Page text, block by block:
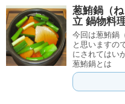
葱鮪鍋（
立 鍋物料
今回は葱鮪鍋
と思いますの
にされてはい
葱鮪鍋とは